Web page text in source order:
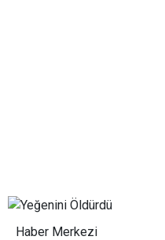
Haber Merkezi